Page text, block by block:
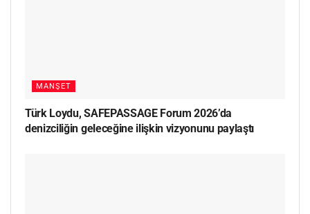
MANŞET
Türk Loydu, SAFEPASSAGE Forum 2026’da
denizciliğin geleceğine ilişkin vizyonunu paylaştı